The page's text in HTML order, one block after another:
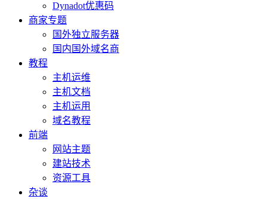
Dynadot优惠码
商家专题
国外独立服务器
国内国外域名商
教程
主机运维
主机文档
主机运用
域名教程
前端
网站主题
建站技术
资源工具
杂谈